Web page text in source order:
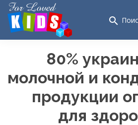
search
80%
молочной и
продукции
для